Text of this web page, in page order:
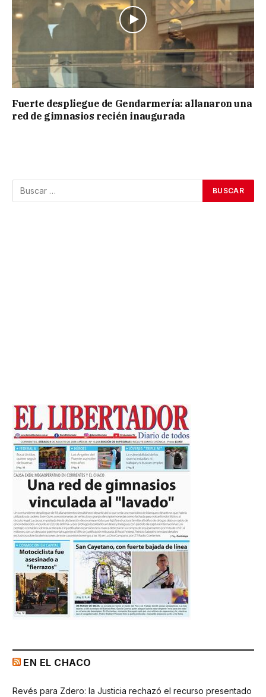
Fuerte despliegue de Gendarmería: allanaron una
red de gimnasios recién inaugurada
EN EL CHACO
Revés para Zdero: la Justicia rechazó el recurso presentado